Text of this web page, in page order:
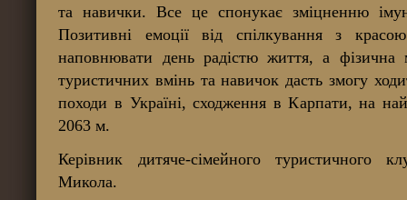
та навички. Все це спонукає зміцненню
Позитивні емоції від спілкування з
наповнювати день радістю життя, а фізична
туристичних вмінь та навичок дасть змогу
походи в Україні, сходження в Карпати, на
2063 м.
Керівник дитяче-сімейного туристичного
Микола.